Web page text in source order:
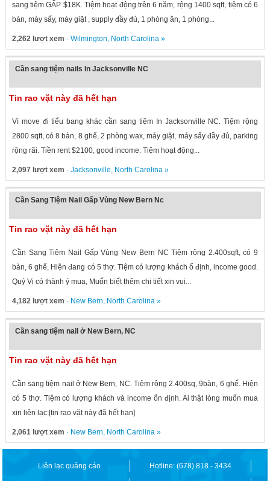
sang tiệm GẤP $18K. Tiệm hoạt động trên 6 năm, rộng 1400 sqft, tiệm có 6
bàn, máy sấy, máy giặt , supply đầy đủ, 1 phòng ăn, 1 phòng...
2,262 lượt xem · Wilmington, North Carolina»
Cần sang tiệm nails In Jacksonville NC
Tin rao vặt này đã hết hạn
Vì move đi tiểu bang khác cần sang tiệm In Jacksonville NC. Tiệm rộng
2800 sqft, có 8 bàn, 8 ghế, 2 phòng wax, máy giặt, máy sấy đầy đủ, parking
rộng rãi. Tiền rent $2100, good income. Tiệm hoạt động...
2,097 lượt xem · Jacksonville, North Carolina»
Cần Sang Tiệm Nail Gấp Vùng New Bern Nc
Tin rao vặt này đã hết hạn
Cần Sang Tiệm Nail Gấp Vùng New Bern NC Tiệm rộng 2.400sqft, có 9
bàn, 6 ghế, Hiện đang có 5 thợ. Tiệm có lượng khách ổ định, income good.
Quý Vị có thành ý mua, Muốn biết thêm chi tiết xin vui...
4,182 lượt xem · New Bern, North Carolina»
Cần sang tiệm nail ở New Bern, NC
Tin rao vặt này đã hết hạn
Cần sang tiệm nail ở New Bern, NC. Tiệm rộng 2.400sq, 9bàn, 6 ghế. Hiện
có 5 thợ. Tiệm có lượng khách và income ổn định. Ai thật lòng muốn mua
xin liên lạc:[tin rao vặt này đã hết hạn]
2,061 lượt xem · New Bern, North Carolina»
Liên lạc quảng cáo Hotline: (678) 818 - 3434